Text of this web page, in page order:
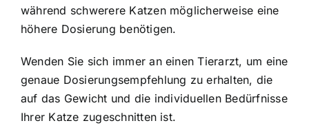
während schwerere Katzen möglicherweise eine
höhere Dosierung benötigen.
Wenden Sie sich immer an einen Tierarzt, um eine
genaue Dosierungsempfehlung zu erhalten, die
auf das Gewicht und die individuellen Bedürfnisse
Ihrer Katze zugeschnitten ist.